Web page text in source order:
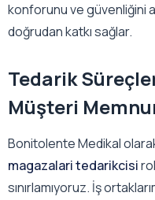
konforunu ve güvenliğini
doğrudan katkı sağlar.
Tedarik
Müşteri
Bonitolente Medikal
magazalari tedarikcisi
sınırlamıyoruz. İş